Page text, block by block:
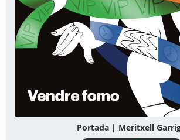
Portada | Meritxell